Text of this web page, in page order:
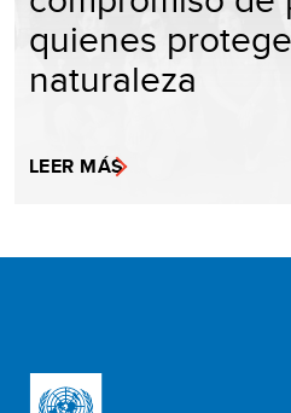
quienes
naturaleza
LEER MÁS